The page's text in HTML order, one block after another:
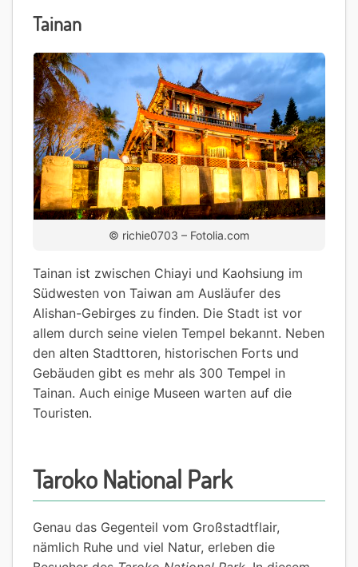
Tainan
© richie0703 – Fotolia.com
Tainan ist zwischen Chiayi und Kaohsiung im
Südwesten von Taiwan am Ausläufer des
Alishan-Gebirges zu finden. Die Stadt ist vor
allem durch seine vielen Tempel bekannt. Neben
den alten Stadttoren, historischen Forts und
Gebäuden gibt es mehr als 300 Tempel in
Tainan. Auch einige Museen warten auf die
Touristen.
Taroko National Park
Genau das Gegenteil vom Großstadtflair,
nämlich Ruhe und viel Natur, erleben die